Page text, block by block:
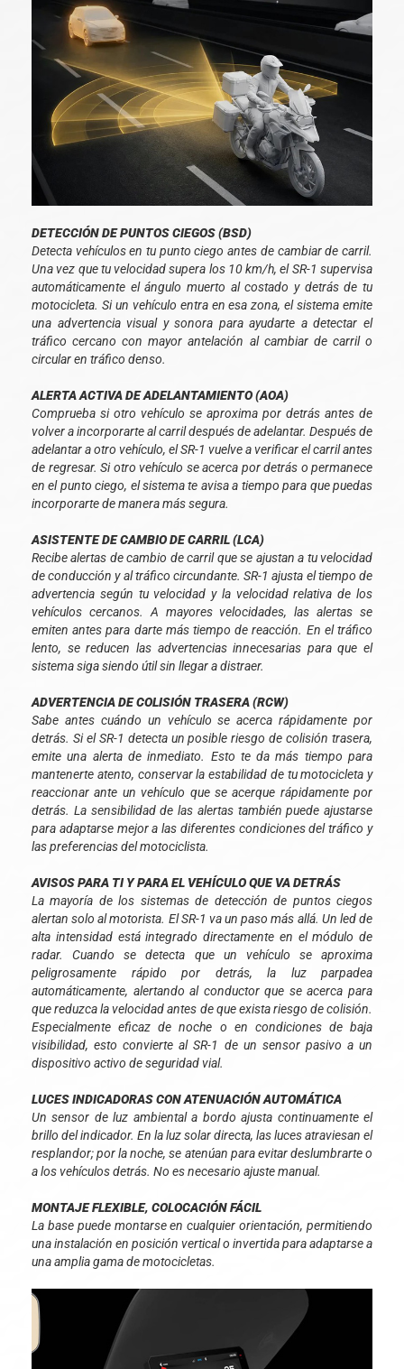
DETECCIÓN DE PUNTOS CIEGOS (BSD)
Detecta vehículos en tu punto ciego antes de cambiar de carril.
Una vez que tu velocidad supera los 10 km/h, el SR-1 supervisa
automáticamente el ángulo muerto al costado y detrás de tu
motocicleta. Si un vehículo entra en esa zona, el sistema emite
una advertencia visual y sonora para ayudarte a detectar el
tráfico cercano con mayor antelación al cambiar de carril o
circular en tráfico denso.
ALERTA ACTIVA DE ADELANTAMIENTO (AOA)
Comprueba si otro vehículo se aproxima por detrás antes de
volver a incorporarte al carril después de adelantar. Después de
adelantar a otro vehículo, el SR-1 vuelve a verificar el carril antes
de regresar. Si otro vehículo se acerca por detrás o permanece
en el punto ciego, el sistema te avisa a tiempo para que puedas
incorporarte de manera más segura.
ASISTENTE DE CAMBIO DE CARRIL (LCA)
Recibe alertas de cambio de carril que se ajustan a tu velocidad
de conducción y al tráfico circundante. SR-1 ajusta el tiempo de
advertencia según tu velocidad y la velocidad relativa de los
vehículos cercanos. A mayores velocidades, las alertas se
emiten antes para darte más tiempo de reacción. En el tráfico
lento, se reducen las advertencias innecesarias para que el
sistema siga siendo útil sin llegar a distraer.
ADVERTENCIA DE COLISIÓN TRASERA (RCW)
Sabe antes cuándo un vehículo se acerca rápidamente por
detrás. Si el SR-1 detecta un posible riesgo de colisión trasera,
emite una alerta de inmediato. Esto te da más tiempo para
mantenerte atento, conservar la estabilidad de tu motocicleta y
reaccionar ante un vehículo que se acerque rápidamente por
detrás. La sensibilidad de las alertas también puede ajustarse
para adaptarse mejor a las diferentes condiciones del tráfico y
las preferencias del motociclista.
AVISOS PARA TI Y PARA EL VEHÍCULO QUE VA DETRÁS
La mayoría de los sistemas de detección de puntos ciegos
alertan solo al motorista. El SR-1 va un paso más allá. Un led de
alta intensidad está integrado directamente en el módulo de
radar. Cuando se detecta que un vehículo se aproxima
peligrosamente rápido por detrás, la luz parpadea
automáticamente, alertando al conductor que se acerca para
que reduzca la velocidad antes de que exista riesgo de colisión.
Especialmente eficaz de noche o en condiciones de baja
visibilidad, esto convierte al SR-1 de un sensor pasivo a un
dispositivo activo de seguridad vial.
LUCES INDICADORAS CON ATENUACIÓN AUTOMÁTICA
Un sensor de luz ambiental a bordo ajusta continuamente el
brillo del indicador. En la luz solar directa, las luces atraviesan el
resplandor; por la noche, se atenúan para evitar deslumbrarte o
a los vehículos detrás. No es necesario ajuste manual.
MONTAJE FLEXIBLE, COLOCACIÓN FÁCIL
La base puede montarse en cualquier orientación, permitiendo
una instalación en posición vertical o invertida para adaptarse a
una amplia gama de motocicletas.